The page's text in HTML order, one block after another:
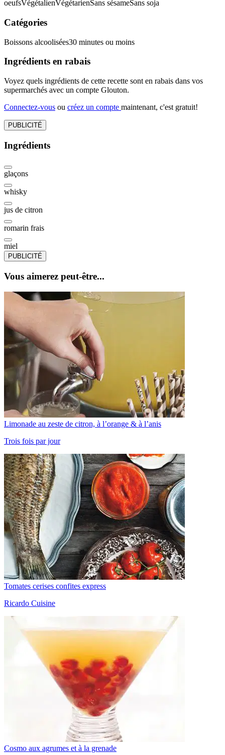
oeufsVégétalienVégétarienSans sésameSans soja
Catégories
Boissons alcoolisées30 minutes ou moins
Ingrédients en rabais
Voyez quels ingrédients de cette recette sont en rabais dans vos
supermarchés avec un compte Glouton.
Connectez-vous ou créez un compte maintenant, c'est gratuit!
PUBLICITÉ
Ingrédients
glaçons
whisky
jus de citron
romarin frais
miel
PUBLICITÉ
Vous aimerez peut-être...
Limonade au zeste de citron, à l’orange & à l’anis
Trois fois par jour
Tomates cerises confites express
Ricardo Cuisine
Cosmo aux agrumes et à la grenade